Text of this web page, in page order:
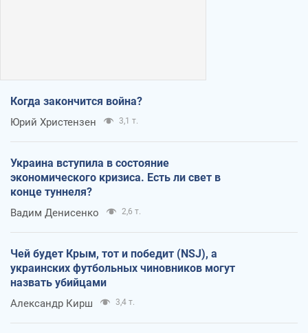
Когда закончится война?
Юрий Христензен 3,1 т.
Украина вступила в состояние
экономического кризиса. Есть ли свет в
конце туннеля?
Вадим Денисенко 2,6 т.
Чей будет Крым, тот и победит (NSJ), а
украинских футбольных чиновников могут
назвать убийцами
Александр Кирш 3,4 т.